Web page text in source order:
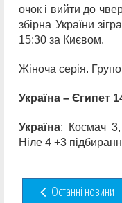
очок і вийти до
збірна України
15:30 за Києвом.
Жіноча серія.
Україна – Єгипет
Україна: Космач
Ніле 4 +3
Останні новини